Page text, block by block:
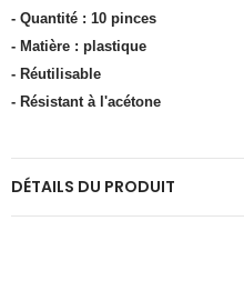
- Quantité : 10 pinces
- Matière : plastique
- Réutilisable
- Résistant à l'acétone
DÉTAILS DU PRODUIT